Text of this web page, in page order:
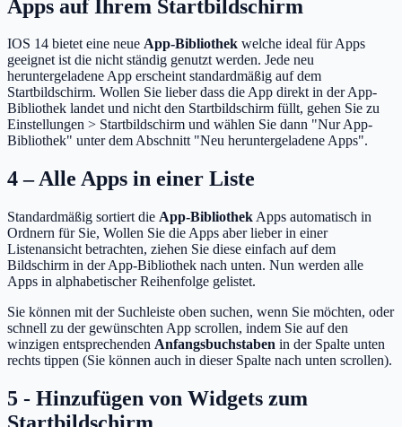
Apps auf Ihrem Startbildschirm
IOS 14 bietet eine neue App-Bibliothek welche ideal für Apps
geeignet ist die nicht ständig genutzt werden. Jede neu
heruntergeladene App erscheint standardmäßig auf dem
Startbildschirm. Wollen Sie lieber dass die App direkt in der App-
Bibliothek landet und nicht den Startbildschirm füllt, gehen Sie zu
Einstellungen > Startbildschirm und wählen Sie dann "Nur App-
Bibliothek" unter dem Abschnitt "Neu heruntergeladene Apps".
4 – Alle Apps in einer Liste
Standardmäßig sortiert die App-Bibliothek Apps automatisch in
Ordnern für Sie, Wollen Sie die Apps aber lieber in einer
Listenansicht betrachten, ziehen Sie diese einfach auf dem
Bildschirm in der App-Bibliothek nach unten. Nun werden alle
Apps in alphabetischer Reihenfolge gelistet.
Sie können mit der Suchleiste oben suchen, wenn Sie möchten, oder
schnell zu der gewünschten App scrollen, indem Sie auf den
winzigen entsprechenden Anfangsbuchstaben in der Spalte unten
rechts tippen (Sie können auch in dieser Spalte nach unten scrollen).
5 - Hinzufügen von Widgets zum